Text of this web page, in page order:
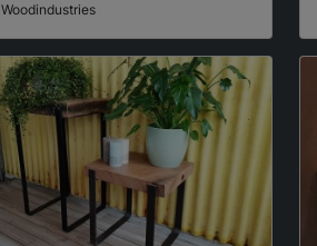
Woodindustries